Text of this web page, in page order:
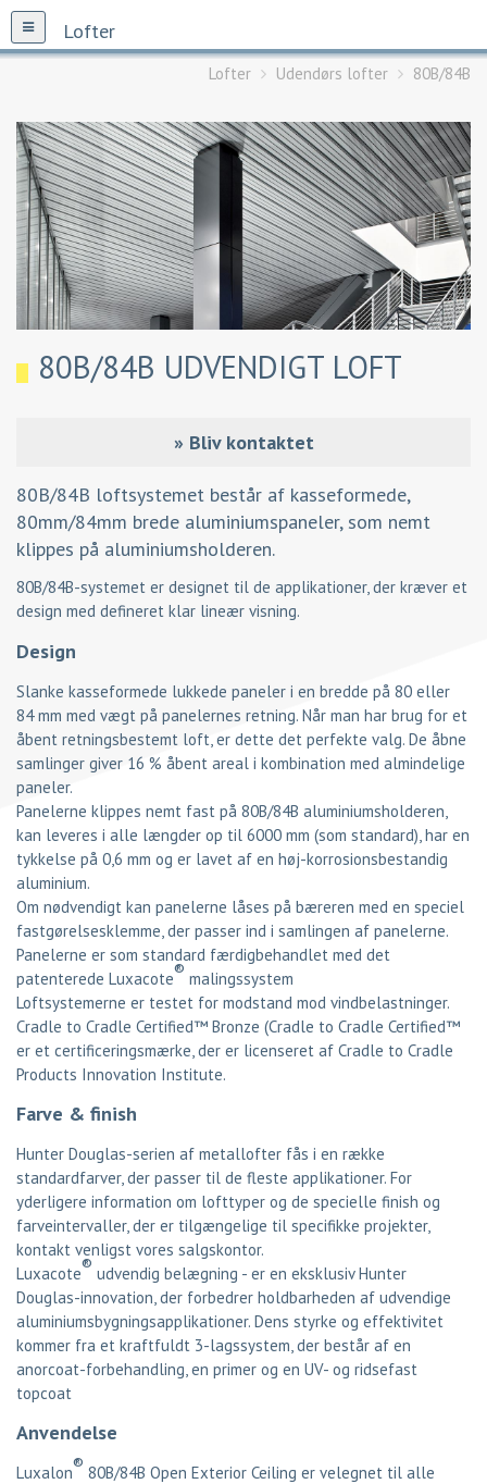
Lofter
Lofter Udendørs lofter 80B/84B
80B/84B UDVENDIGT LOFT
» Bliv kontaktet
80B/84B loftsystemet består af kasseformede,
80mm/84mm brede aluminiumspaneler, som nemt
klippes på aluminiumsholderen.
80B/84B-systemet er designet til de applikationer, der kræver et
design med defineret klar lineær visning.
Design
Slanke kasseformede lukkede paneler i en bredde på 80 eller
84 mm med vægt på panelernes retning. Når man har brug for et
åbent retningsbestemt loft, er dette det perfekte valg. De åbne
samlinger giver 16 % åbent areal i kombination med almindelige
paneler.
Panelerne klippes nemt fast på 80B/84B aluminiumsholderen,
kan leveres i alle længder op til 6000 mm (som standard), har en
tykkelse på 0,6 mm og er lavet af en høj-korrosionsbestandig
aluminium.
Om nødvendigt kan panelerne låses på bæreren med en speciel
fastgørelsesklemme, der passer ind i samlingen af ​​panelerne.
Panelerne er som standard færdigbehandlet med det
patenterede Luxacote® malingssystem
Loftsystemerne er testet for modstand mod vindbelastninger.
Cradle to Cradle Certified™ Bronze (Cradle to Cradle Certified™
er et certificeringsmærke, der er licenseret af Cradle to Cradle
Products Innovation Institute.
Farve & finish
Hunter Douglas-serien af ​​metallofter fås i en række
standardfarver, der passer til de fleste applikationer. For
yderligere information om lofttyper og de specielle finish og
farveintervaller, der er tilgængelige til specifikke projekter,
kontakt venligst vores salgskontor.
Luxacote® udvendig belægning - er en eksklusiv Hunter
Douglas-innovation, der forbedrer holdbarheden af ​​udvendige
aluminiumsbygningsapplikationer. Dens styrke og effektivitet
kommer fra et kraftfuldt 3-lagssystem, der består af en
anorcoat-forbehandling, en primer og en UV- og ridsefast
topcoat
Anvendelse
Luxalon® 80B/84B Open Exterior Ceiling er velegnet til alle